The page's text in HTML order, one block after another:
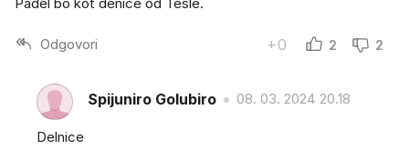
Odgovori +0 2 2
Spijuniro Golubiro 08. 03. 2024 20.18
Delnice